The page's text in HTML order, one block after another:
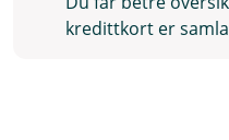
kredittkort er